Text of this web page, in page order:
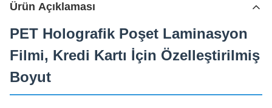
Ürün Açıklaması
PET Holografik Poşet Laminasyon
Filmi, Kredi Kartı İçin Özelleştirilmiş
Boyut